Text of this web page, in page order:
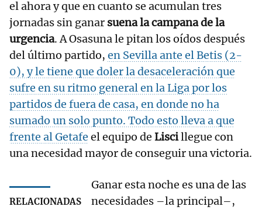
el ahora y que en cuanto se acumulan tres
jornadas sin ganar suena la campana de la
urgencia. A Osasuna le pitan los oídos después
del último partido, en Sevilla ante el Betis (2-
0), y le tiene que doler la desaceleración que
sufre en su ritmo general en la Liga por los
partidos de fuera de casa, en donde no ha
sumado un solo punto. Todo esto lleva a que
frente al Getafe el equipo de Liscillegue con
una necesidad mayor de conseguir una victoria.
RELACIONADAS
Ganar esta noche es una de las
necesidades –la principal–,